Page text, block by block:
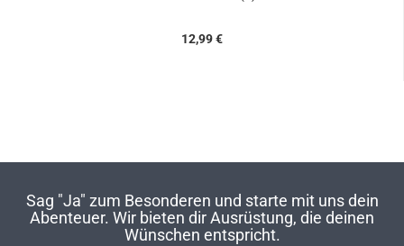
12,99 €
Sag "Ja" zum Besonderen und starte mit uns dein
Abenteuer. Wir bieten dir Ausrüstung, die deinen
Wünschen entspricht.